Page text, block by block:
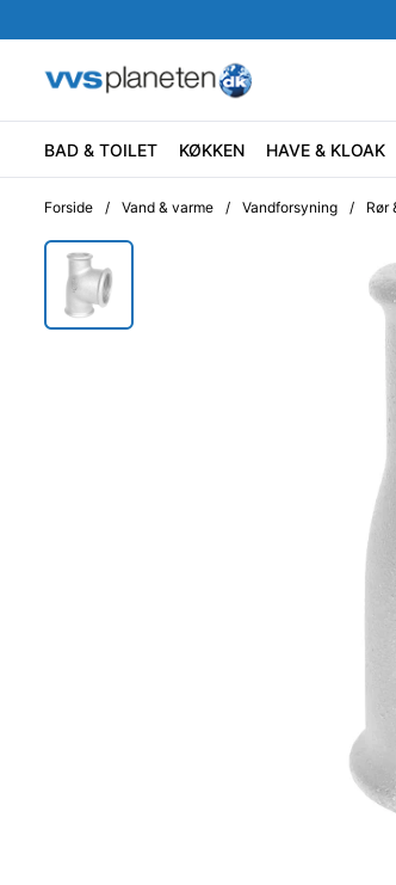
BAD & TOILET KØKKEN HAVE & KLOAK
Forside / Vand & varme / Vandforsyning / Rør